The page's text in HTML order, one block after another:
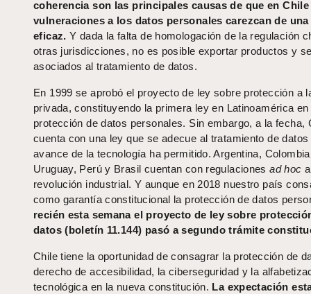
coherencia son las principales causas de que en
vulneraciones a los datos personales carezcan de
eficaz. Y dada la falta de homologación de la regulación
otras jurisdicciones, no es posible exportar productos y
asociados al tratamiento de datos.
En 1999 se aprobó el proyecto de ley sobre protección a
privada, constituyendo la primera ley en Latinoamérica en
protección de datos personales. Sin embargo, a la fecha,
cuenta con una ley que se adecue al tratamiento de datos
avance de la tecnología ha permitido. Argentina,
Uruguay, Perú y Brasil cuentan con regulacionesad hoc
revolución industrial. Y aunque en 2018 nuestro país
como garantía constitucional la protección de datos
recién esta semana el proyecto de ley sobre
datos (boletín 11.144) pasó a segundo trámite
Chile tiene la oportunidad de consagrar la protección de
derecho de accesibilidad, la ciberseguridad y la
tecnológica en la nueva constitución. La expectación